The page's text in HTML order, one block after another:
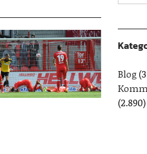
Blog
(2.890)